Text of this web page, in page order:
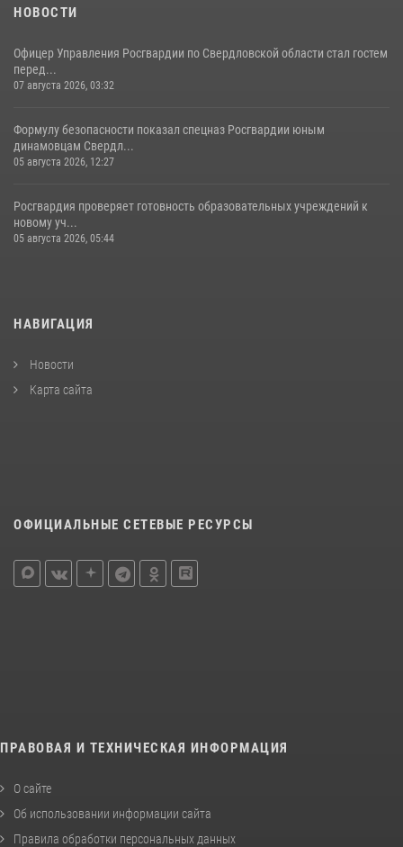
НОВОСТИ
Офицер Управления Росгвардии по Свердловской области стал гостем
перед...
07 августа 2026, 03:32
Формулу безопасности показал спецназ Росгвардии юным
динамовцам Свердл...
05 августа 2026, 12:27
Росгвардия проверяет готовность образовательных учреждений к
новому уч...
05 августа 2026, 05:44
НАВИГАЦИЯ
Новости
Карта сайта
ОФИЦИАЛЬНЫЕ СЕТЕВЫЕ РЕСУРСЫ
ПРАВОВАЯ И ТЕХНИЧЕСКАЯ ИНФОРМАЦИЯ
О сайте
Об использовании информации сайта
Правила обработки персональных данных